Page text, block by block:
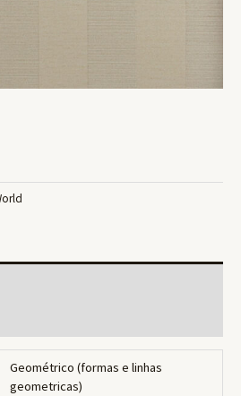
Geométrico (formas e linhas
geometricas)